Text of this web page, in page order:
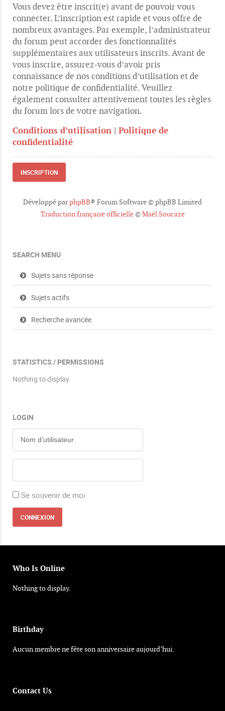
Vous devez être inscrit(e) avant de pouvoir vous
connecter. L’inscription est rapide et vous offre de
nombreux avantages. Par exemple, l’administrateur
du forum peut accorder des fonctionnalités
supplémentaires aux utilisateurs inscrits. Avant de
vous inscrire, assurez-vous d’avoir pris
connaissance de nos conditions d’utilisation et de
notre politique de confidentialité. Veuillez
également consulter attentivement toutes les règles
du forum lors de votre navigation.
Conditions d’utilisation | Politique de
confidentialité
INSCRIPTION
Développé parphpBB® Forum Software © phpBB Limited
Traduction française officielle©Maël Soucaze
SEARCH MENU
Sujets sans réponse
Sujets actifs
Recherche avancée
STATISTICS / PERMISSIONS
Nothing to display.
LOGIN
Se souvenir de moi
Who Is Online
Nothing to display.
Birthday
Aucun membre ne fête son anniversaire aujourd’hui.
Contact Us